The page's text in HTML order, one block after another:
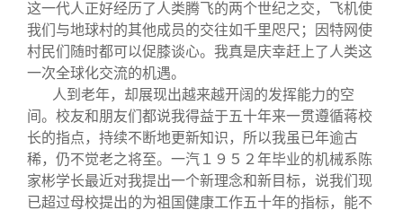
这一代人正好经历了人类腾飞的两个世纪之交，飞机使
我们与地球村的其他成员的交往如千里咫尺；因特网使
村民们随时都可以促膝谈心。我真是庆幸赶上了人类这
一次全球化交流的机遇。
人到老年，却展现出越来越开阔的发挥能力的空
间。校友和朋友们都说我得益于五十年来一贯遵循蒋校
长的指点，持续不断地更新知识，所以我虽已年逾古
稀，仍不觉老之将至。一汽１９５２年毕业的机械系陈
家彬学长最近对我提出一个新理念和新目标，说我们现
已超过母校提出的为祖国健康工作五十年的指标，能不